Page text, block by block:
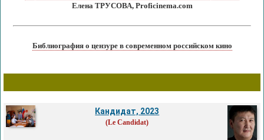
Елена ТРУСОВА, Proficinema.com
Библиография о цензуре в современном российском кино
Кандидат, 2023
(Le Candidat)